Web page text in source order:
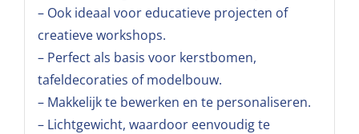
– Ook ideaal voor educatieve projecten of
creatieve workshops.
– Perfect als basis voor kerstbomen,
tafeldecoraties of modelbouw.
– Makkelijk te bewerken en te personaliseren.
– Lichtgewicht, waardoor eenvoudig te